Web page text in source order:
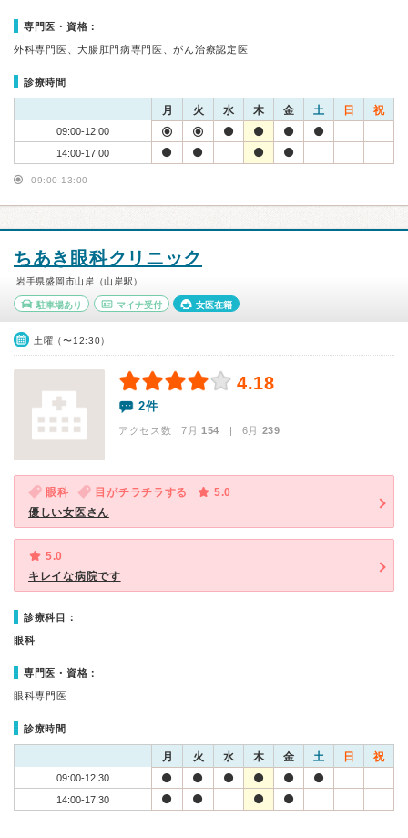
専門医・資格：
外科専門医、大腸肛門病専門医、がん治療認定医
診療時間
月 火 水 木 金 土 日 祝
09:00-12:00
14:00-17:00
09:00-13:00
ちあき眼科クリニック
岩手県盛岡市山岸（山岸駅）
駐車場あり マイナ受付 女医在籍
土曜（〜12:30）
4.18
2件
アクセス数 7月:154 | 6月:239
眼科 目がチラチラする
5.0
優しい女医さん
5.0
キレイな病院です
診療科目：
眼科
専門医・資格：
眼科専門医
診療時間
月 火 水 木 金 土 日 祝
09:00-12:30
14:00-17:30